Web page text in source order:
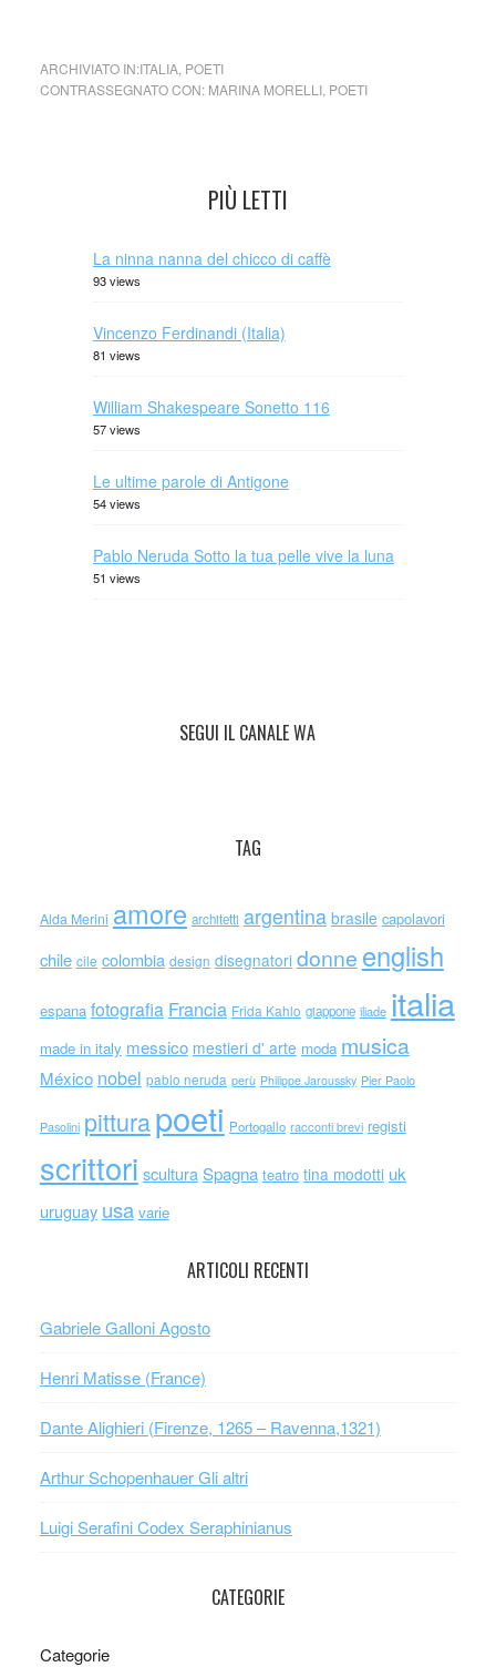
ARCHIVIATO IN:ITALIA, POETI
CONTRASSEGNATO CON: MARINA MORELLI, POETI
PIÙ LETTI
La ninna nanna del chicco di caffè
93 views
Vincenzo Ferdinandi (Italia)
81 views
William Shakespeare Sonetto 116
57 views
Le ultime parole di Antigone
54 views
Pablo Neruda Sotto la tua pelle vive la luna
51 views
SEGUI IL CANALE WA
TAG
Alda Merini amore architetti argentina brasile capolavori
chile cile colombia design disegnatori donne english
espana fotografia Francia Frida Kahlo giappone iliade italia
made in italy messico mestieri d' arte moda musica
México nobel pablo neruda perù Philippe Jaroussky Pier Paolo
Pasolini pitturapoeti Portogallo racconti brevi registi
scrittori scultura Spagna teatro tina modotti uk
uruguay usa varie
ARTICOLI RECENTI
Gabriele Galloni Agosto
Henri Matisse (France)
Dante Alighieri (Firenze, 1265 – Ravenna,1321)
Arthur Schopenhauer Gli altri
Luigi Serafini Codex Seraphinianus
CATEGORIE
Categorie